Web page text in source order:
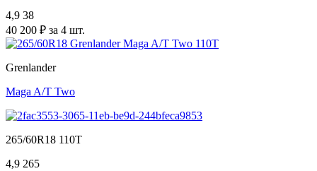
4,9 38
40 200 ₽ за 4 шт.
Grenlander
Maga A/T Two
265/60R18 110T
4,9 265